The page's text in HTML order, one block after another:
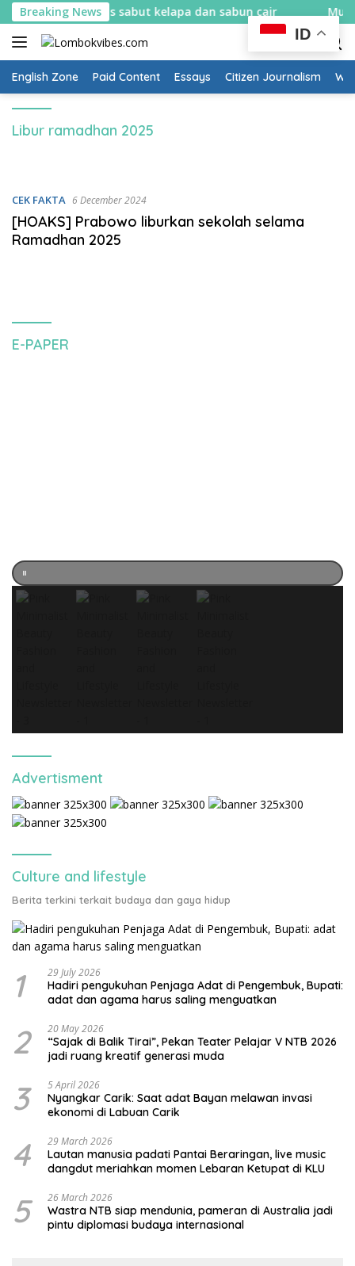
Skip
to
content
Breaking News
bikin spons sabut kelapa dan sabun cair Mulai
English Zone Paid Content Essays Citizen Journalism
Libur ramadhan 2025
CEK FAKTA 6 December 2024
[HOAKS] Prabowo liburkan sekolah selama
Ramadhan 2025
E-PAPER
Advertisment
Culture and lifestyle
Berita terkini terkait budaya dan gaya hidup
1 29 July 2026
Hadiri pengukuhan Penjaga Adat di Pengembuk, Bupati:
adat dan agama harus saling menguatkan
2 20 May 2026
“Sajak di Balik Tirai”, Pekan Teater Pelajar V NTB 2026
jadi ruang kreatif generasi muda
3 5 April 2026
Nyangkar Carik: Saat adat Bayan melawan invasi
ekonomi di Labuan Carik
4 29 March 2026
Lautan manusia padati Pantai Beraringan, live music
dangdut meriahkan momen Lebaran Ketupat di KLU
5 26 March 2026
Wastra NTB siap mendunia, pameran di Australia jadi
pintu diplomasi budaya internasional
ID